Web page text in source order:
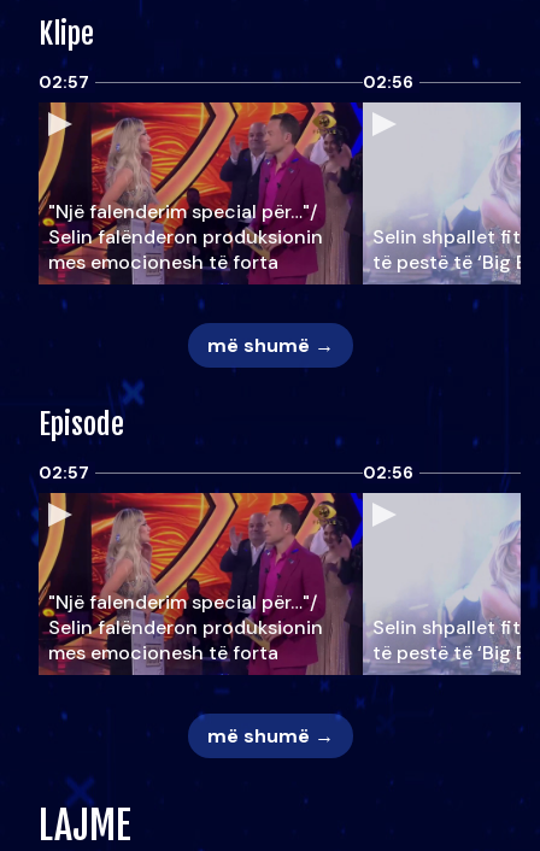
Klipe
02:57
"Një falenderim special për…"/
Selin falënderon produksionin
mes emocionesh të forta
02:56
Selin shpallet
të pestë të ‘Big
më shumë →
Episode
02:57
"Një falenderim special për…"/
Selin falënderon produksionin
mes emocionesh të forta
02:56
Selin shpallet
të pestë të ‘Big
më shumë →
LAJME